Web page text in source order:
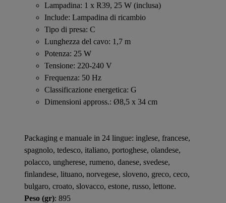
Lampadina: 1 x R39, 25 W (inclusa)
Include: Lampadina di ricambio
Tipo di presa: C
Lunghezza del cavo: 1,7 m
Potenza: 25 W
Tensione: 220-240 V
Frequenza: 50 Hz
Classificazione energetica: G
Dimensioni appross.: Ø8,5 x 34 cm
Packaging e manuale in 24 lingue: inglese, francese,
spagnolo, tedesco, italiano, portoghese, olandese,
polacco, ungherese, rumeno, danese, svedese,
finlandese, lituano, norvegese, sloveno, greco, ceco,
bulgaro, croato, slovacco, estone, russo, lettone.
Peso (gr): 895